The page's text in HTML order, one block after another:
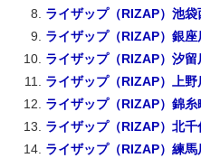
ライザップ（RIZAP）池袋
ライザップ（RIZAP）銀座
ライザップ（RIZAP）汐留
ライザップ（RIZAP）上野
ライザップ（RIZAP）錦糸
ライザップ（RIZAP）北千
ライザップ（RIZAP）練馬